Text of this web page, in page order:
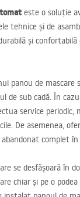
este o soluție
tehnice și de
și
panou de mascare
de sub cadă. În
service periodic,
De asemenea,
complet în
se desfășoară în
chiar și pe o